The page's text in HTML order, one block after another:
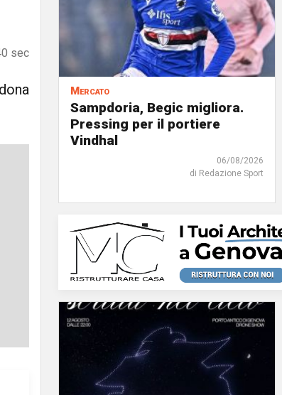
sec
Mercato
Sampdoria, Begic migliora.
Pressing per il portiere
Vindhal
06/08/2026
di Redazione Sport